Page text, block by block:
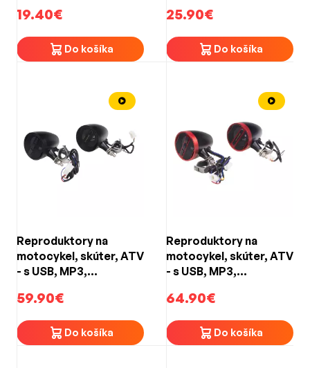
modro podsvietený
19.40€
Do košíka
podsvietený spínač
25.90€
Do košíka
Reproduktory na
motocykel, skúter, ATV
- s USB, MP3,
/ farba čierna
59.90€
Do košíka
Reproduktory na
motocykel, skúter, ATV
- s USB, MP3,
/ farba čierno-červená
64.90€
Do košíka